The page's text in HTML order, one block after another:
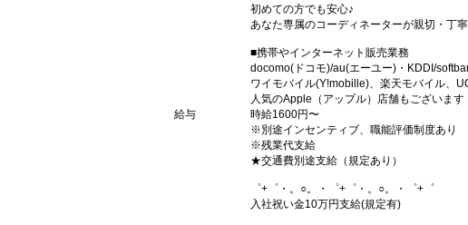
初めての方でも安心♪
あなた専属のコーディネーターが親切・丁
■携帯やインターネット販売業務
docomo(ドコモ)/au(エーユー)・KDDI/
ワイモバイル(Y!mobille)、楽天モバイル、
人気のApple（アップル）店舗もございます
給与
時給1600円〜
※別途インセンティブ、職能評価制度あり
※残業代支給
★交通費別途支給（規定あり）
゜+゜・。○。・゜+゜・。○。・゜+゜
入社祝い金10万円支給(規定有)